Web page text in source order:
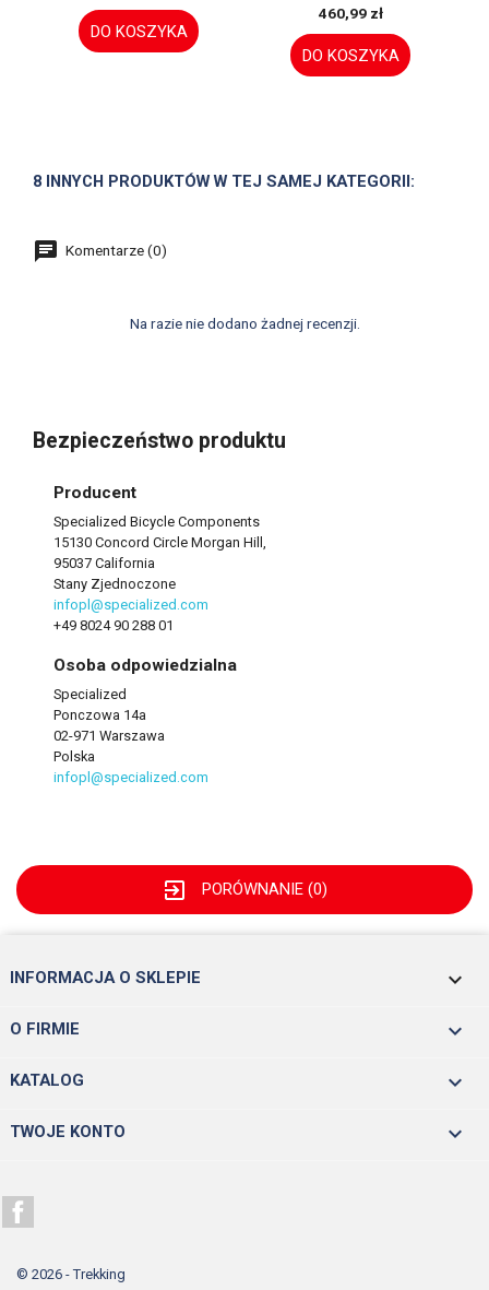
DO KOSZYKA
460,99 zł
DO KOSZYKA
8 INNYCH PRODUKTÓW W TEJ SAMEJ KATEGORII:
Komentarze (0)
Na razie nie dodano żadnej recenzji.
Bezpieczeństwo produktu
Producent
Specialized Bicycle Components
15130 Concord Circle Morgan Hill,
95037 California
Stany Zjednoczone
infopl@specialized.com
+49 8024 90 288 01
Osoba odpowiedzialna
Specialized
Ponczowa 14a
02-971 Warszawa
Polska
infopl@specialized.com
exit_to_app PORÓWNANIE (0)
INFORMACJA O SKLEPIE keyboard_arrow_down
O FIRMIE 
KATALOG 
TWOJE KONTO 
© 2026 - Trekking